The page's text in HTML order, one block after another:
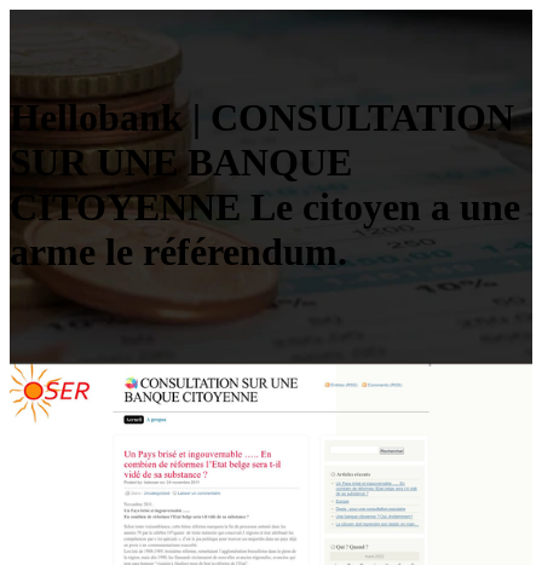
Hellobank | CON­SULTATION
SUR UNE BANQUE
CITOYENNE Le citoyen a une
arme le référendum.